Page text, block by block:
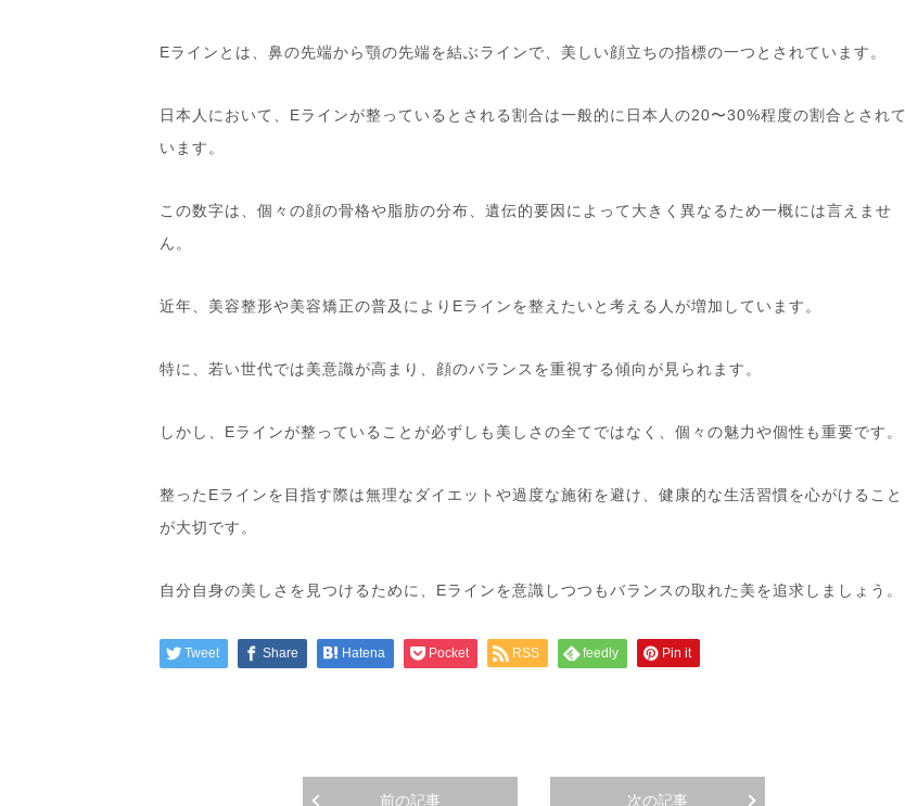
Eラインとは、鼻の先端から顎の先端を結ぶラインで、美しい顔立ちの指標の一つとされています。
日本人において、Eラインが整っているとされる割合は一般的に日本人の20〜30%程度の割合とされて
います。
この数字は、個々の顔の骨格や脂肪の分布、遺伝的要因によって大きく異なるため一概には言えませ
ん。
近年、美容整形や美容矯正の普及によりEラインを整えたいと考える人が増加しています。
特に、若い世代では美意識が高まり、顔のバランスを重視する傾向が見られます。
しかし、Eラインが整っていることが必ずしも美しさの全てではなく、個々の魅力や個性も重要です。
整ったEラインを目指す際は無理なダイエットや過度な施術を避け、健康的な生活習慣を心がけること
が大切です。
自分自身の美しさを見つけるために、Eラインを意識しつつもバランスの取れた美を追求しましょう。
Tweet Share Hatena Pocket RSS feedly Pin it
前の記事 次の記事